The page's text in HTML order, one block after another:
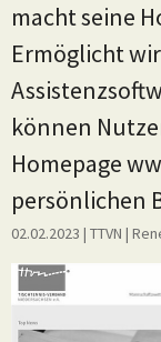
macht seine
Ermöglicht
können
Homepage
persönlichen
02.02.2023 | TTVN |